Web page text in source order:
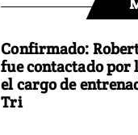
Confirmado:
fue contactado por
el cargo de
Tri